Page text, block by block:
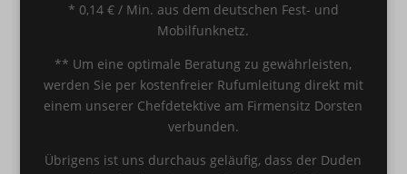
* 0,14 € / Min. aus dem deutschen Fest- und
Mobilfunknetz.
** Um eine optimale Beratung zu gewährleisten,
werden Sie per kostenfreier Rufumleitung direkt mit
einem unserer Chefdetektive am Firmensitz Dorsten
verbunden.
Übrigens ist uns durchaus geläufig, dass der Duden